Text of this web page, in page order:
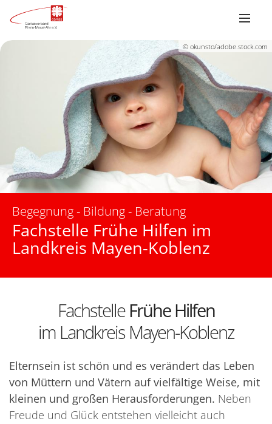
© okunsto/adobe.stock.com
Begegnung - Bildung - Beratung
Fachstelle Frühe Hilfen im
Landkreis Mayen-Koblenz
FachstelleFrühe Hilfen
im Landkreis Mayen-Koblenz
Elternsein ist schön und es verändert das Leben
von Müttern und Vätern auf vielfältige Weise, mit
kleinen und großen Herausforderungen. Neben
Freude und Glück entstehen vielleicht auch